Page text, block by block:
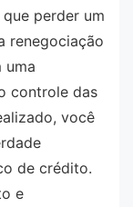
perder um
renegociação
uma
controle das
você
de crédito.
e